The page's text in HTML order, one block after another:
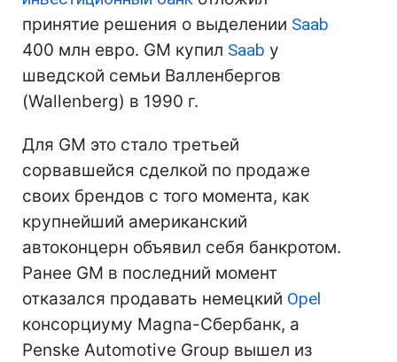
принятие решения о выделении Saab
400 млн евро. GM купил Saab у
шведской семьи Валленбергов
(Wallenberg) в 1990 г.
Для GM это стало третьей
сорвавшейся сделкой по продаже
своих брендов с того момента, как
крупнейший американский
автоконцерн объявил себя банкротом.
Ранее GM в последний момент
отказался продавать немецкий Opel
консорциуму Magna-Сбербанк, а
Penske Automotive Group вышел из